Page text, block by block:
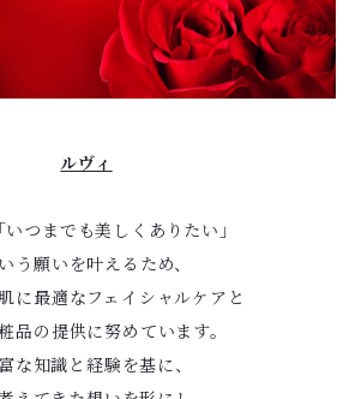
ルヴィ
つまでも美しくありたい」
う願いを叶えるため、
に最適なフェイシャルケアと
品の提供に努めています。
な知識と経験を基に、